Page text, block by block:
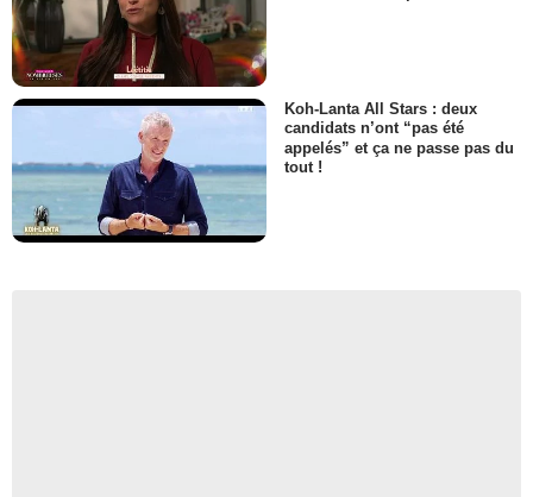
Koh-Lanta All Stars : deux
candidats n’ont “pas été
appelés” et ça ne passe pas du
tout !